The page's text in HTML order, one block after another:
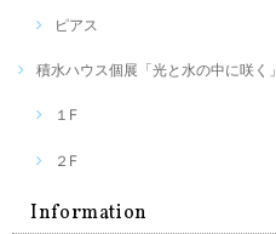
ピアス
積水ハウス個展「光と水の中に咲く」
１F
２F
Information